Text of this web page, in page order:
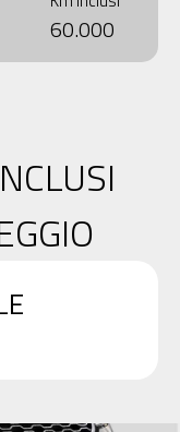
60.000